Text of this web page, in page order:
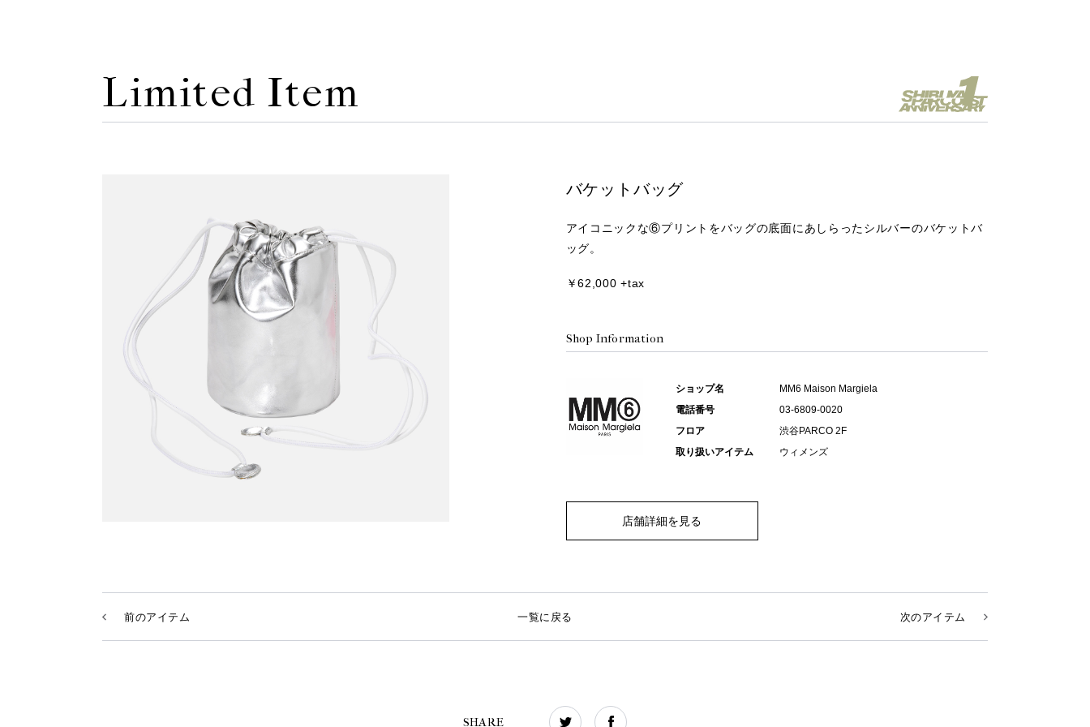
Limited Item
バケットバッグ
アイコニックな⑥プリントをバッグの底面にあしらったシルバーのバケットバ
ッグ。
￥62,000 +tax
Shop Information
ショップ名
MM6 Maison Margiela
電話番号
03-6809-0020
フロア
渋谷PARCO 2F
取り扱いアイテム
ウィメンズ
店舗詳細を見る
前のアイテム 一覧に戻る 次のアイテム
SHARE